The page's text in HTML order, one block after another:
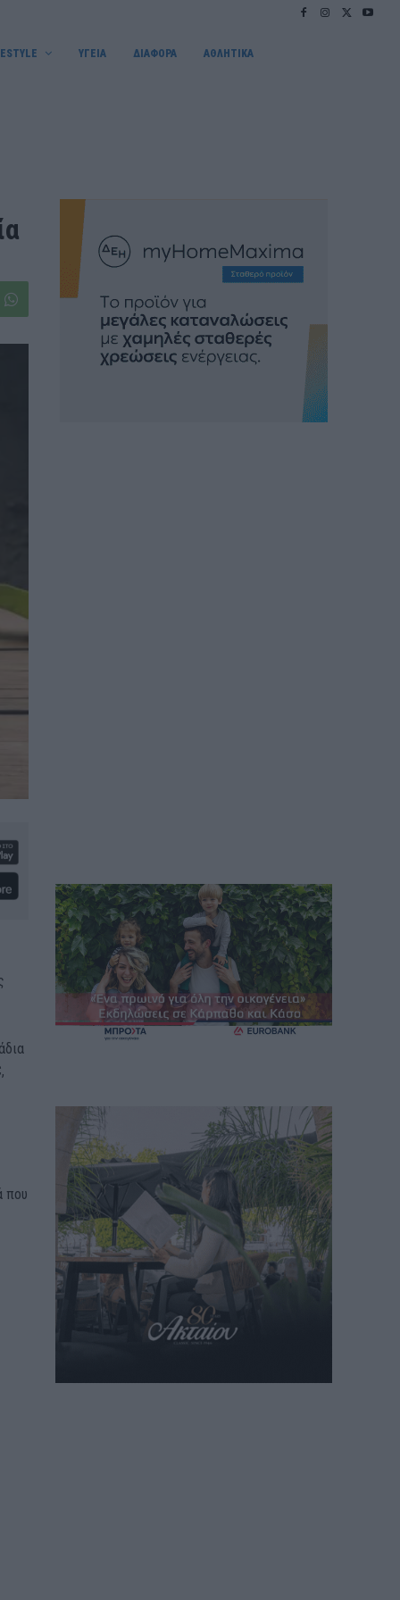
ΥΓΕΙΑ ΔΙΑΦΟΡΑ ΑΘΛΗΤΙΚΑ
που